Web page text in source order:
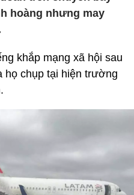
hoàng nhưng may
khắp mạng xã hội sau
họ chụp tại hiện trường